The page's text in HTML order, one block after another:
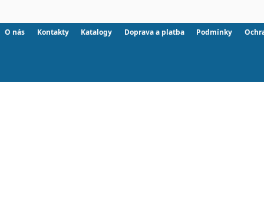
O nás Kontakty Katalogy Doprava a platba Podmínky